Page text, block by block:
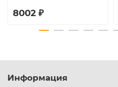
8002 ₽
Информация